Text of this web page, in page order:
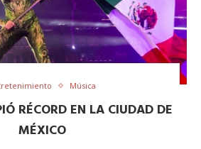
Música
RÉCORD EN LA CIUDAD DE
MÉXICO